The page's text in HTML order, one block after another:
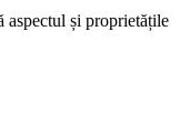
aspectul și proprietățile